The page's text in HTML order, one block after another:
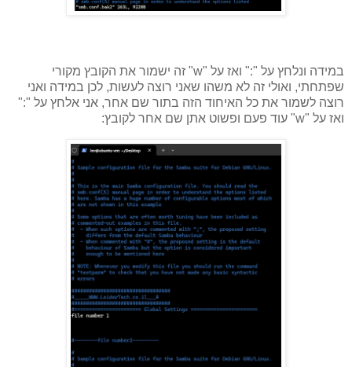
במידה ונלחץ על ":" ואז על "w" זה ישמור את הקובץ מקורי
שפתחתי, ואולי זה לא משהו שאני רוצה לעשות, לכן במידה ואני
רוצה לשמור את כל האיחוד הזה בתור שם אחר, אני אלחץ על ":"
ואז על "w" עוד פעם ופשוט אתן שם אחר לקובץ: